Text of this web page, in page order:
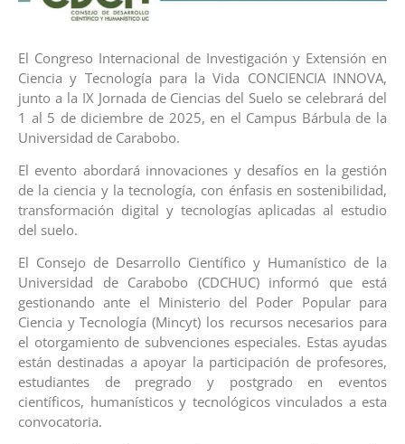
‎El Congreso Internacional de Investigación y Extensión en
Ciencia y Tecnología para la Vida CONCIENCIA INNOVA,
junto a la IX Jornada de Ciencias del Suelo se celebrará del
1 al 5 de diciembre de 2025, en el Campus Bárbula de la
Universidad de Carabobo.‎‎
El evento abordará innovaciones y desafíos en la gestión
de la ciencia y la tecnología, con énfasis en sostenibilidad,
transformación digital y tecnologías aplicadas al estudio
del suelo.‎‎
El Consejo de Desarrollo Científico y Humanístico de la
Universidad de Carabobo (CDCHUC) informó que está
gestionando ante el Ministerio del Poder Popular para
Ciencia y Tecnología (Mincyt) los recursos necesarios para
el otorgamiento de subvenciones especiales. Estas ayudas
están destinadas a apoyar la participación de profesores,
estudiantes de pregrado y postgrado en eventos
científicos, humanísticos y tecnológicos vinculados a esta
convocatoria.